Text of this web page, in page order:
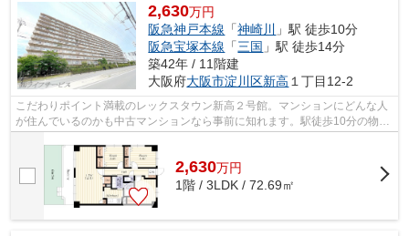
2,630万円
阪急神戸本線 「神崎川
」駅 徒歩10分
阪急宝塚本線 「三国 」駅 徒歩14分
築42年 / 11階建
大阪府大阪市淀川区新高 １丁目12-2
こだわりポイント満載のレックスタウン新高２号館。マンションにどんな人
が住んでいるのかも中古マンションなら事前に知れます。駅徒歩10分の物件
です。当社がご紹介している阪急神戸...
2,630万円
1階 / 3LDK / 72.69㎡